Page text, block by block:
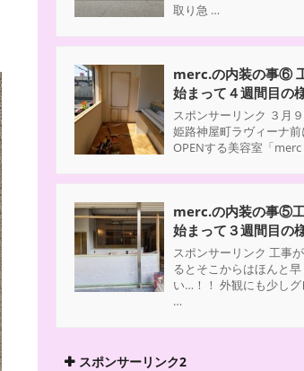
取り急 …
merc.の内装の事⑥
始まって４週間目の
スポンサーリンク ３月
姫路神屋町ラヴィーナ前
OPENする美容室「
merc.の内装の事⑤
始まって３週間目の
スポンサーリンク 工事
るとそこからはほんと早
い…！！ 外観にも少し
…
スポンサーリンク2